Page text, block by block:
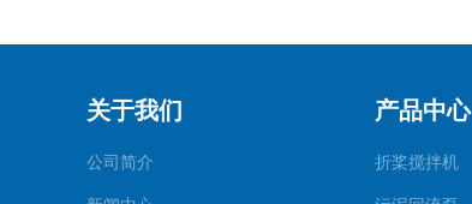
关于我们
公司简介
产品中心
折桨搅拌机